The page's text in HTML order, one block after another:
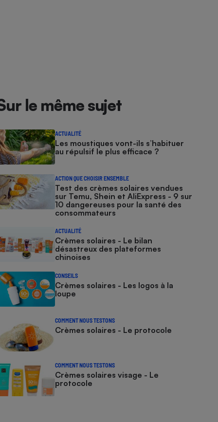
le même sujet
ACTUALITÉ
Les moustiques vont-ils s’habituer
au répulsif le plus efficace ?
ACTION QUE CHOISIR ENSEMBLE
Test des crèmes solaires vendues
sur Temu, Shein et AliExpress - 9 sur
10 dangereuses pour la santé des
consommateurs
ACTUALITÉ
Crèmes solaires - Le bilan
désastreux des plateformes
chinoises
CONSEILS
Crèmes solaires - Les logos à la
loupe
COMMENT NOUS TESTONS
Crèmes solaires - Le protocole
COMMENT NOUS TESTONS
Crèmes solaires visage - Le
protocole